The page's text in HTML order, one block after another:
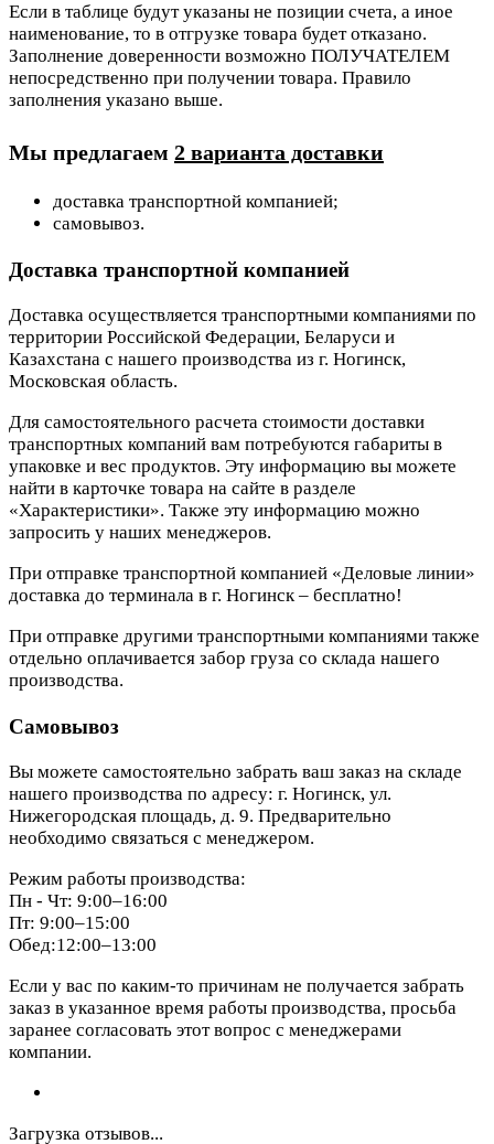
Если в таблице будут указаны не позиции счета, а иное
наименование, то в отгрузке товара будет отказано.
Заполнение доверенности возможно ПОЛУЧАТЕЛЕМ
непосредственно при получении товара. Правило
заполнения указано выше.
Мы предлагаем 2 варианта доставки
доставка транспортной компанией;
самовывоз.
Доставка транспортной компанией
Доставка осуществляется транспортными компаниями по
территории Российской Федерации, Беларуси и
Казахстана с нашего производства из г. Ногинск,
Московская область.
Для самостоятельного расчета стоимости доставки
транспортных компаний вам потребуются габариты в
упаковке и вес продуктов. Эту информацию вы можете
найти в карточке товара на сайте в разделе
«Характеристики». Также эту информацию можно
запросить у наших менеджеров.
При отправке транспортной компанией «Деловые линии»
доставка до терминала в г. Ногинск – бесплатно!
При отправке другими транспортными компаниями также
отдельно оплачивается забор груза со склада нашего
производства.
Самовывоз
Вы можете самостоятельно забрать ваш заказ на складе
нашего производства по адресу: г. Ногинск, ул.
Нижегородская площадь, д. 9. Предварительно
необходимо связаться с менеджером.
Режим работы производства:
Пн - Чт: 9:00–16:00
Пт: 9:00–15:00
Обед:12:00–13:00
Если у вас по каким-то причинам не получается забрать
заказ в указанное время работы производства, просьба
заранее согласовать этот вопрос с менеджерами
компании.
Загрузка отзывов...